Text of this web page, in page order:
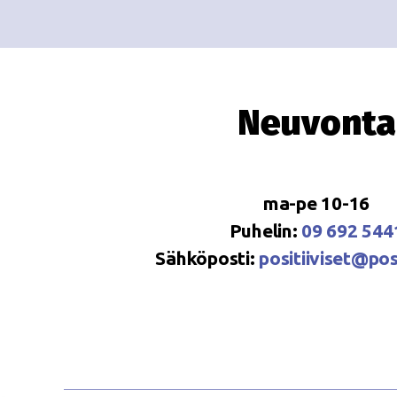
Neuvonta
ma-pe 10-16
Puhelin: 09 692
Sähköposti: